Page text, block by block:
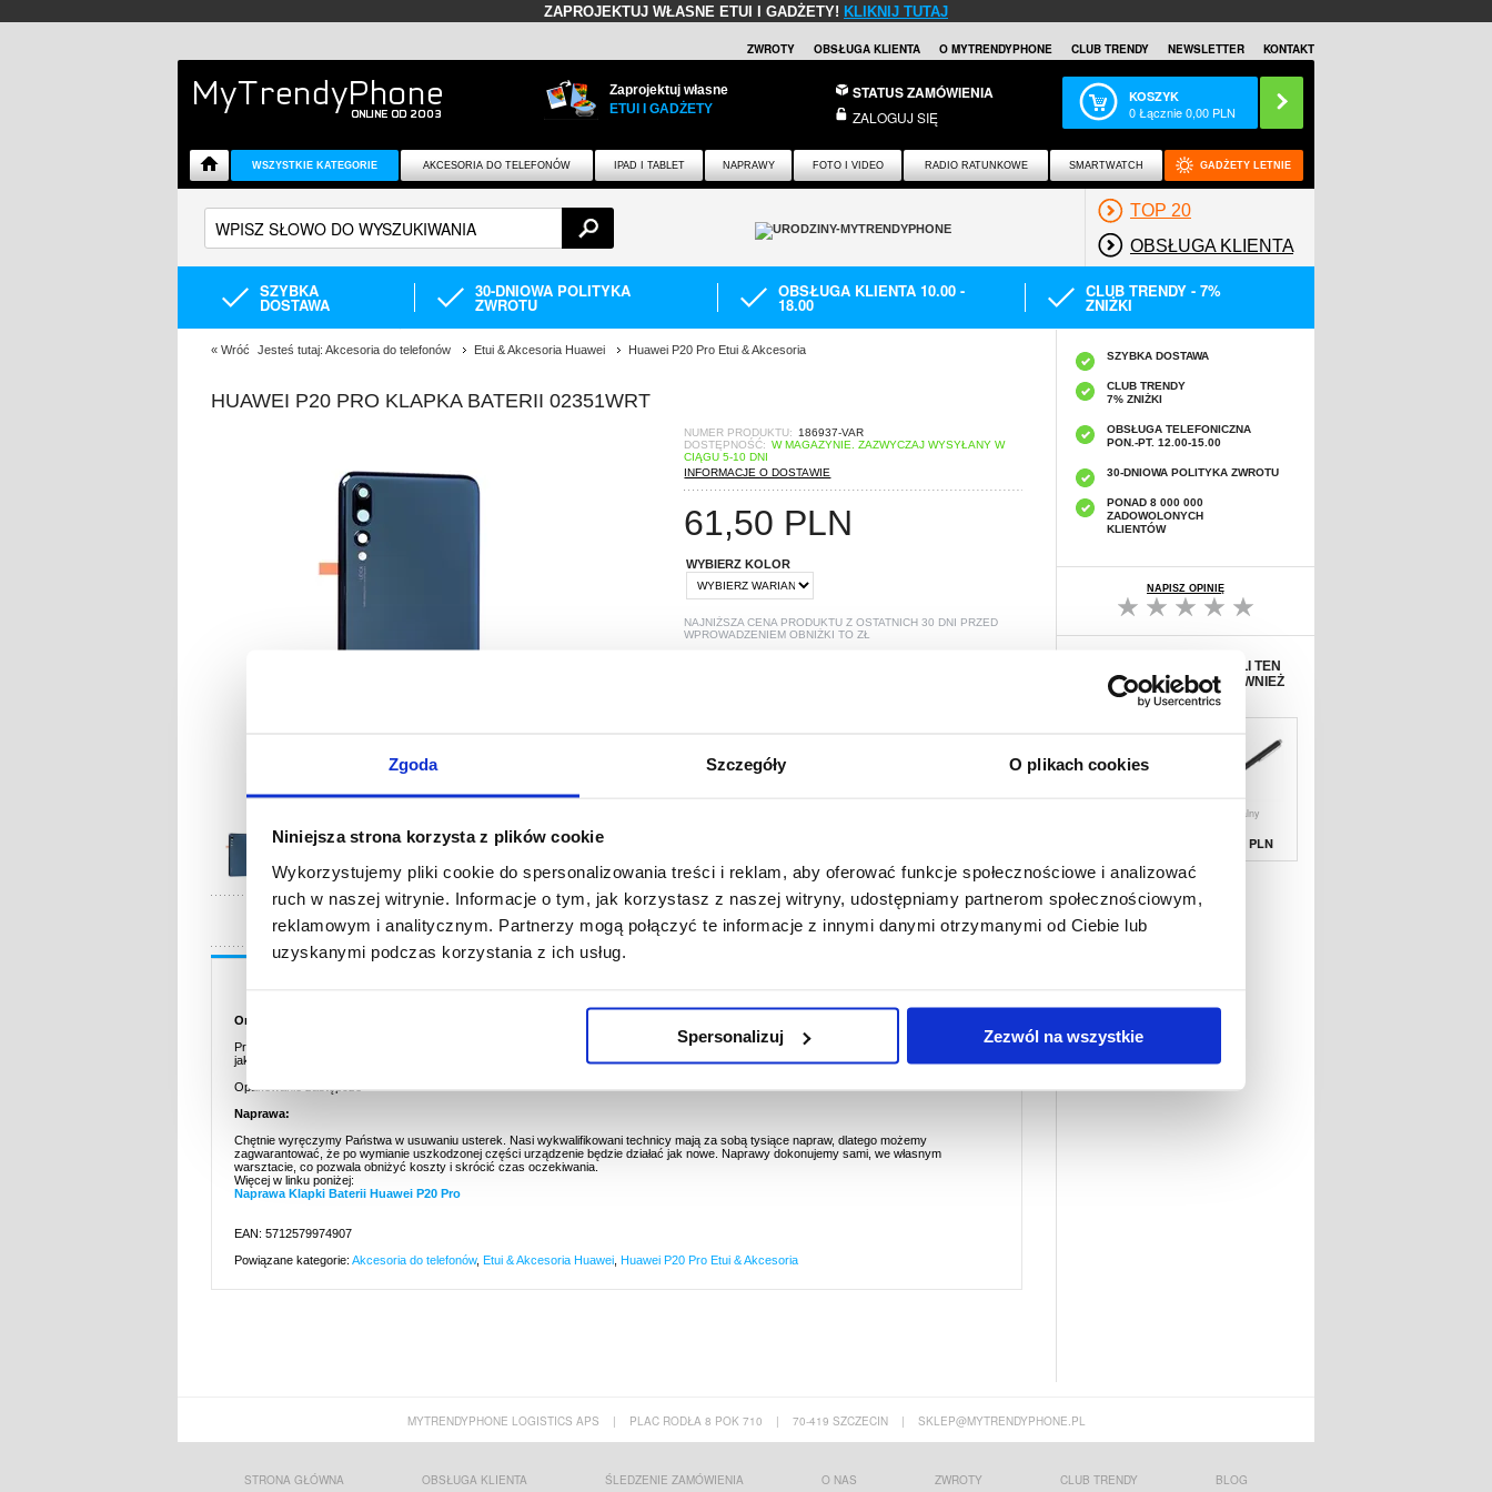
Zgoda Szczegóły O plikach cookies
Niniejsza strona korzysta z plików cookie
Wykorzystujemy pliki cookie do spersonalizowania treści i reklam, aby oferować funkcje społecznościowe i analizować
ruch w naszej witrynie. Informacje o tym, jak korzystasz z naszej witryny, udostępniamy partnerom społecznościowym,
reklamowym i analitycznym. Partnerzy mogą połączyć te informacje z innymi danymi otrzymanymi od Ciebie lub
uzyskanymi podczas korzystania z ich usług.
Spersonalizuj Zezwól na wszystkie
ZAPROJEKTUJ WŁASNE ETUI I GADŻETY! KLIKNIJ TUTAJ
ZWROTY OBSŁUGA KLIENTA O MYTRENDYPHONE CLUB TRENDY NEWSLETTER KONTAKT
Zaprojektuj własne
ETUI I GADŻETY
STATUS ZAMÓWIENIA
ZALOGUJ SIĘ
KOSZYK
0Łącznie0,00 PLN
WSZYSTKIE KATEGORIE AKCESORIA DO TELEFONÓW IPAD I TABLET NAPRAWY FOTO I VIDEO RADIO RATUNKOWE SMARTWATCH GADŻETY LETNIE
TOP 20
OBSŁUGA KLIENTA
SZYBKA
DOSTAWA
30-DNIOWA POLITYKA
ZWROTU
OBSŁUGA KLIENTA 10.00 -
18.00
CLUB TRENDY - 7%
ZNIŻKI
« Wróć Jesteś tutaj: Akcesoria do telefonów Etui & Akcesoria Huawei Huawei P20 Pro Etui & Akcesoria
HUAWEI P20 PRO KLAPKA BATERII 02351WRT
NUMER PRODUKTU:
186937-VAR
DOSTĘPNOŚĆ: W MAGAZYNIE. ZAZWYCZAJ WYSYŁANY W
CIĄGU 5-10 DNI
INFORMACJE O DOSTAWIE
61,50 PLN
WYBIERZ KOLOR
NAJNIŻSZA CENA PRODUKTU Z OSTATNICH 30 DNI PRZED
WPROWADZENIEM OBNIŻKI TOZŁ
PYTANIA? LIVE CHAT
Oryginalna tylna część do telefonu Huawei P20 Pro
Przywróć swój Huawei P20 Pro do pierwotnego stanu roboczego - wymień starą, zużytą lub uszkodzoną tylna część na Huawei P20 Pro tą
jakościową, przystępną cenowo oryginalną częścią zamienną.
Opakowanie zastępcze
Naprawa:
Chętnie wyręczymy Państwa w usuwaniu usterek. Nasi wykwalifikowani technicy mają za sobą tysiące napraw, dlatego możemy
zagwarantować, że po wymianie uszkodzonej części urządzenie będzie działać jak nowe. Naprawy dokonujemy sami, we własnym
warsztacie, co pozwala obniżyć koszty i skrócić czas oczekiwania.
Więcej w linku poniżej:
Naprawa Klapki Baterii Huawei P20 Pro
EAN: 5712579974907
Powiązane kategorie: Akcesoria do telefonów, Etui & Akcesoria Huawei Huawei P20 Pro Etui & Akcesoria
SZYBKA DOSTAWA
CLUB TRENDY
7% ZNIŻKI
OBSŁUGA TELEFONICZNA
PON.-PT. 12.00-15.00
30-DNIOWA POLITYKA ZWROTU
PONAD 8 000 000
ZADOWOLONYCH
KLIENTÓW
NAPISZ OPINIĘ
KLIENCI, KTÓRZY KUPILI TEN
PRODUKT WYBRALI RÓWNIEŻ
Uniwersalny
Pojemnościow
38,90 PLN
MYTRENDYPHONE LOGISTICS APS | PLAC RODŁA 8 POK 710 | 70-419 SZCZECIN | SKLEP@MYTRENDYPHONE.PL
STRONA GŁÓWNA OBSŁUGA KLIENTA ŚLEDZENIE ZAMÓWIENIA O NAS ZWROTY CLUB TRENDY BLOG